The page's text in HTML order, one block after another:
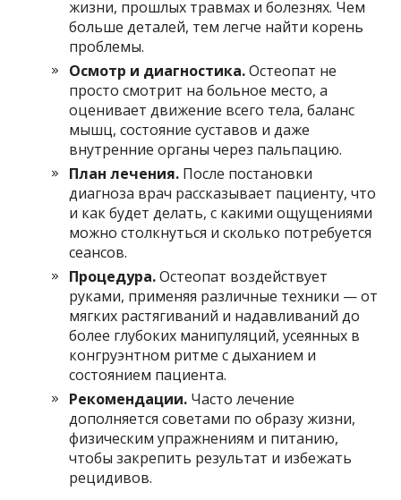
жизни, прошлых травмах и болезнях. Чем
больше деталей, тем легче найти корень
проблемы.
Осмотр и диагностика.Остеопат не
просто смотрит на больное место, а
оценивает движение всего тела, баланс
мышц, состояние суставов и даже
внутренние органы через пальпацию.
План лечения. После постановки
диагноза врач рассказывает пациенту, что
и как будет делать, с какими ощущениями
можно столкнуться и сколько потребуется
сеансов.
Процедура.Остеопат воздействует
руками, применяя различные техники — от
мягких растягиваний и надавливаний до
более глубоких манипуляций, усеянных в
конгруэнтном ритме с дыханием и
состоянием пациента.
Рекомендации. Часто лечение
дополняется советами по образу жизни,
физическим упражнениям и питанию,
чтобы закрепить результат и избежать
рецидивов.